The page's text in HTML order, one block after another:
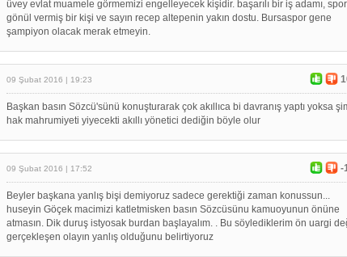
üvey evlat muamele görmemizi engelleyecek kişidir. başarılı bir iş adamı,
gönül vermiş bir kişi ve sayın recep altepenin yakın dostu. Bursaspor gene
şampiyon olacak merak etmeyin.
09 Şubat 2016 | 19:23
Başkan basın Sözcü'sünü konuşturarak çok akıllıca bi davranış yaptı yoksa
hak mahrumiyeti yiyecekti akıllı yönetici dediğin böyle olur
09 Şubat 2016 | 17:52 -
Beyler başkana yanlış bişi demiyoruz sadece gerektiği zaman konussun...
huseyin Göçek macimizi katletmisken basın Sözcüsünu kamuoyunun önüne
atmasın. Dik duruş istyosak burdan başlayalım. . Bu söylediklerim ön uargi
gerçekleşen olayın yanlış olduğunu belirtiyoruz